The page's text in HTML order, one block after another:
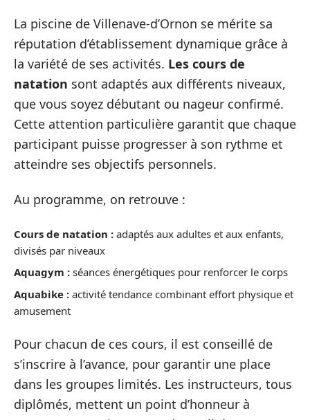
La piscine de Villenave-d’Ornon se mérite sa
réputation d’établissement dynamique grâce à
la variété de ses activités. Les cours de
natation sont adaptés aux différents niveaux,
que vous soyez débutant ou nageur confirmé.
Cette attention particulière garantit que chaque
participant puisse progresser à son rythme et
atteindre ses objectifs personnels.
Au programme, on retrouve :
Cours de natation : adaptés aux adultes et aux enfants,
divisés par niveaux
Aquagym : séances énergétiques pour renforcer le corps
Aquabike : activité tendance combinant effort physique et
amusement
Pour chacun de ces cours, il est conseillé de
s’inscrire à l’avance, pour garantir une place
dans les groupes limités. Les instructeurs, tous
diplômés, mettent un point d’honneur à